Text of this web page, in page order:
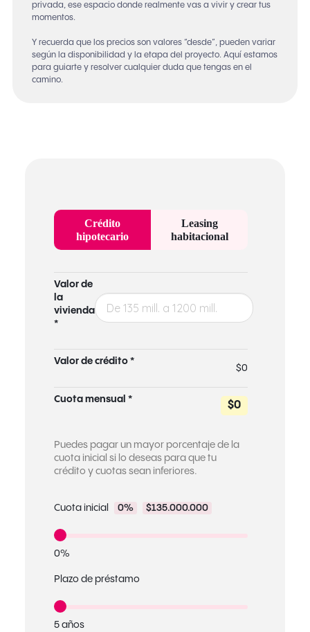
privada, ese espacio donde realmente vas a vivir y crear tus
momentos.
Y recuerda que los precios son valores “desde”, pueden variar
según la disponibilidad y la etapa del proyecto. Aquí estamos
para guiarte y resolver cualquier duda que tengas en el
camino.
Crédito
hipotecario
Leasing
habitacional
Valor de
la
vivienda
*
Valor de crédito *
$0
Cuota mensual *
$0
Puedes pagar un mayor porcentaje de la
cuota inicial si lo deseas para que tu
crédito y cuotas sean inferiores.
Cuota inicial 0% $135.000.000
0%
Plazo de préstamo
5 años